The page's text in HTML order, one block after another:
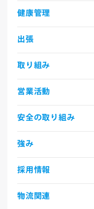
健康管理
出張
取り組み
営業活動
安全の取り組み
強み
採用情報
物流関連